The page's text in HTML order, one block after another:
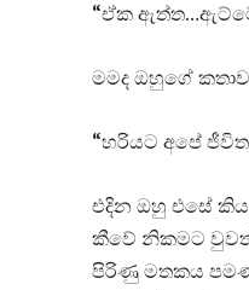
“ඒක
මමද ඔහුගේ
“හරියට අපේ
එදින ඔහු එසේ
කීවේ නිකමට වුවත්
පිරිණු මතකය